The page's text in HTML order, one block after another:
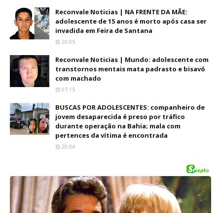
Reconvale Noticias | NA FRENTE DA MÃE:
adolescente de 15 anos é morto após casa ser
invadida em Feira de Santana
20:05
Reconvale Noticias | Mundo: adolescente com
transtornos mentais mata padrasto e bisavó
com machado
07:15
BUSCAS POR ADOLESCENTES: companheiro de
jovem desaparecida é preso por tráfico
durante operação na Bahia; mala com
pertences da vítima é encontrada
20:04